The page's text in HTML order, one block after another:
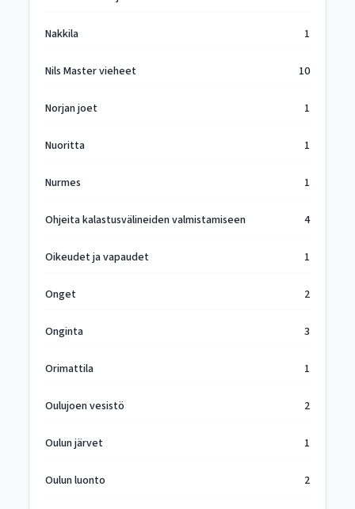
Nakkila 1
Nils Master vieheet 10
Norjan joet 1
Nuoritta 1
Nurmes 1
Ohjeita kalastusvälineiden valmistamiseen 4
Oikeudet ja vapaudet 1
Onget 2
Onginta 3
Orimattila 1
Oulujoen vesistö 2
Oulun järvet 1
Oulun luonto 2